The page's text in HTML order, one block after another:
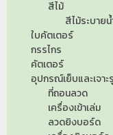
สีไม้
สีไม้ระบาย
ใบคัตเตอร์
กรรไกร
คัตเตอร์
อุปกรณ์เย็บและเจาะรู
ที่ถอนลวด
เครื่องเข้าเล่ม
ลวดยิงบอร์ด